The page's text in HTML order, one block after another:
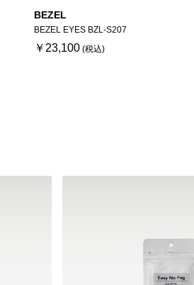
BEZEL
BEZEL EYES BZL-S207
￥23,100